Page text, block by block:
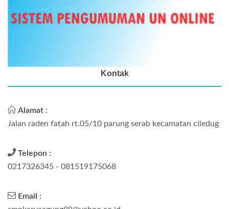
Kontak
Alamat :
Jalan raden fatah rt.05/10 parung serab kecamatan ciledug
Telepon :
0217326345 - 081519175068
Email :